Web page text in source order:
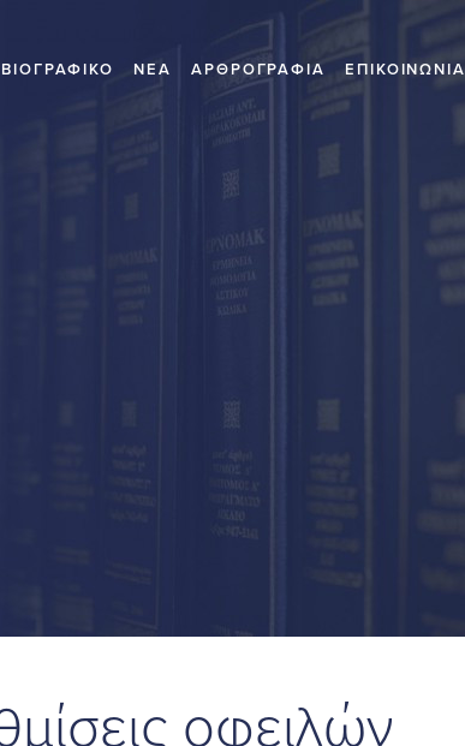
ΒΙΟΓΡΑΦΙΚΟ ΝΕΑ ΑΡΘΡΟΓΡΑΦΙΑ ΕΠΙΚΟΙΝΩΝΙΑ
οφειλών